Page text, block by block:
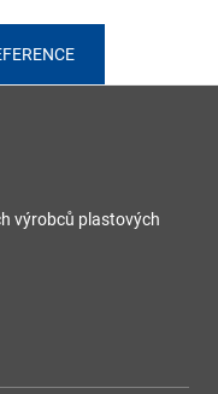
výrobců plastových